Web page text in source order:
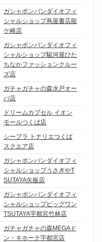
ガシャポンバンダイオフィ
シャルショップ蔦屋書店龍
ケ崎店
ガシャポンバンダイオフィ
シャルショップ駿河屋ひた
ちなかファッションクルー
ズ店
ガチャガチャの森水戸オー
パ店
ドリームカプセル イオン
モールつくば店
シープラ トナリエつくば
スクエア店
ガシャポンバンダイオフィ
シャルショップうさぎやT
SUTAYA矢板店
ガシャポンバンダイオフィ
シャルショップビッグワン
TSUTAYA宇都宮竹林店
ガチャガチャの森MEGAド
ン・キホーテ宇都宮店